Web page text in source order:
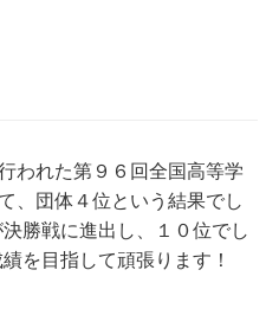
われた第９６回全国高等学
、団体４位という結果でし
勝戦に進出し、１０位でし
を目指して頑張ります！